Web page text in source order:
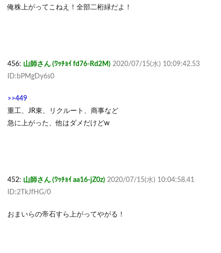
俺株上がってこねえ！全部二桁緑だよ！
456: 山師さん (ﾜｯﾁｮｲ fd76-Rd2M) 2020/07/15(水) 10:09:42.53
ID:bPMgDy6s0
>>449
重工、JR東、リクルート、商事など
急に上がった、他はダメだけどw
452: 山師さん (ﾜｯﾁｮｲ aa16-jZ0z) 2020/07/15(水) 10:04:58.41
ID:2TkJfHG/0
おまいらの帝石すら上がってやがる！